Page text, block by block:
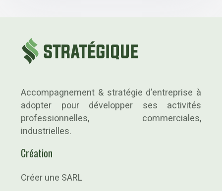
Accompagnement & stratégie d’entreprise à
adopter pour développer ses activités
professionnelles, commerciales,
industrielles.
Création
Créer une SARL